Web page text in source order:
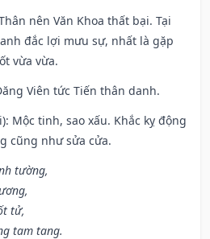
nên Văn Khoa thất bại. Tại
đắc lợi mưu sự, nhất là gặp
vừa vừa.
Viên tức Tiến thân danh.
Mộc tinh, sao xấu. Khắc kỵ động
cũng như sửa cửa.
tường,
tử,
tam tang.